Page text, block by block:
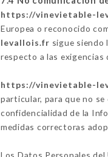
https://vinevietable-
Europea o reconocido
levallois.fr sigue siendo
respecto a las exigencias
https://vinevietable-
particular, para que no
confidencialidad de la
medidas correctoras
Los Datos Personales